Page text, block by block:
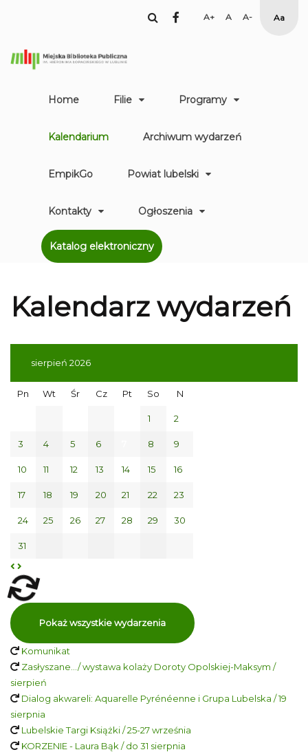
facebook
Set Set
Smaller
High
Home Filie Programy
Kalendarium Archiwum wydarzeń
EmpikGo Powiat lubelski
Kontakty Ogłoszenia
Katalog elektroniczny
Kalendarz wydarzeń
sierpień 2026
Pn Wt Śr Cz Pt So N
1 2
3 4 5 6 8 9
10 11 12 13 14 15 16
17 18 19 20 21 22 23
24 25 26 27 28 29 30
31
Pokaż wszystkie wydarzenia
Komunikat
Zasłyszane…/ wystawa kolaży Doroty Opolskiej-Maksym /
sierpień
Dialog akwareli: Aquarelle Pyrénéenne i Grupa Lubelska / 19
sierpnia
Lubelskie Targi Książki / 25-27 września
KORZENIE - Laura Bąk / do 31 sierpnia